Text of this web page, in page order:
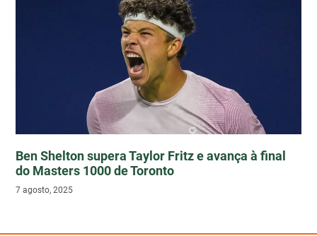
Ben Shelton supera Taylor Fritz e avança à final
do Masters 1000 de Toronto
7 agosto, 2025